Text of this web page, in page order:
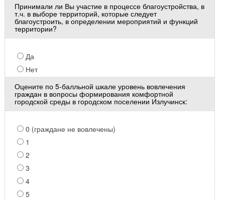
Принимали ли Вы участие в процессе благоустройства, в
т.ч. в выборе территорий, которые следует
благоустроить, в определении мероприятий и функций
территории?
Да
Нет
Оцените по 5-балльной шкале уровень вовлечения
граждан в вопросы формирования комфортной
городской среды в городском поселении Излучинск:
0 (граждане не вовлечены)
1
2
3
4
5